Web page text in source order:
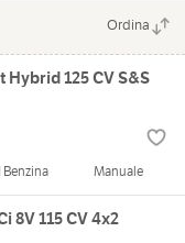
Ordina
Hybrid 125 CV S&S
Manuale
8V 115 CV 4x2